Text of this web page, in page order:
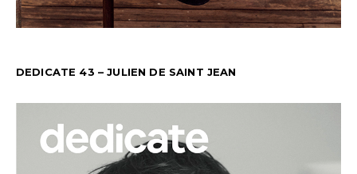
DEDICATE 43 – JULIEN DE SAINT JEAN